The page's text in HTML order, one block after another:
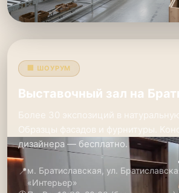
🏢 ШОУРУМ
Выставочный зал на
Более 30 экспозиций в
Образцы фасадов и фурнитуры.
дизайнера — бесплатно.
📍м. Братиславская, ул.
«Интерьер»